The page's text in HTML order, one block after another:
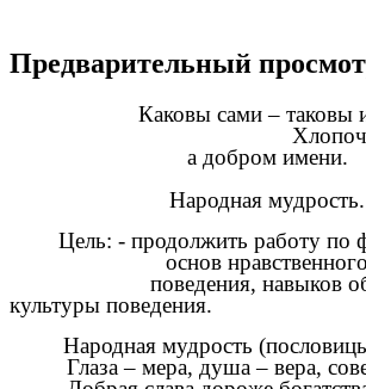
Предварительный
Каковы сами – таковы
Хлопочи не о
а добром имени.
Народная мудрость.
Цель: - продолжить работу по
основ нравственного
поведения, навыков
культуры поведения.
Народная мудрость
Глаза – мера, душа – вера,